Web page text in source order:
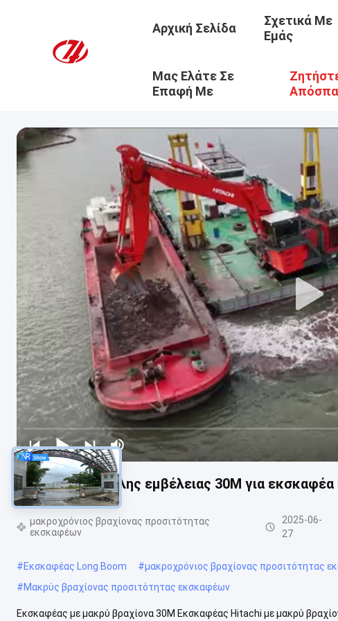
Αρχική Σελίδα
Σχετικά Με
Εμάς
Μας Ελάτε Σε
Επαφή Με
Βραχίονας μεγάλης εμβέλειας 30M για
μακροχρόνιος βραχίονας προσιτότητας
εκσκαφέων
2025-06-
27
#Εκσκαφέας Long Boom #μακροχρόνιος βραχίονας προσιτότητας
#Μακρύς βραχίονας προσιτότητας εκσκαφέων
Εκσκαφέας με μακρύ βραχίονα 30M Εκσκαφέας Hitachi με μακρύ